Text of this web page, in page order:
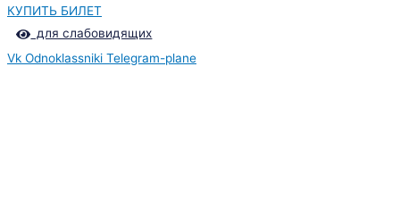
КУПИТЬ БИЛЕТ
для слабовидящих
Vk Odnoklassniki Telegram-plane